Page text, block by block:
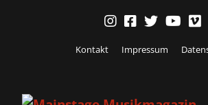
Kontakt Impressum